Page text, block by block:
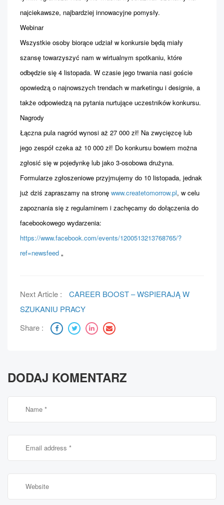
najciekawsze, najbardziej innowacyjne pomysły.
Webinar
Wszystkie osoby biorące udział w konkursie będą miały
szansę towarzyszyć nam w wirtualnym spotkaniu, które
odbędzie się 4 listopada. W czasie jego trwania nasi goście
opowiedzą o najnowszych trendach w marketingu i designie, a
także odpowiedzą na pytania nurtujące uczestników konkursu.
Nagrody
Łączna pula nagród wynosi aż 27 000 zł! Na zwycięzcę lub
jego zespół czeka aż 10 000 zł! Do konkursu bowiem można
zgłosić się w pojedynkę lub jako 3-osobowa drużyna.
Formularze zgłoszeniowe przyjmujemy do 10 listopada, jednak
już dziś zapraszamy na stronę www.createtomorrow.pl, w celu
zapoznania się z regulaminem i zachęcamy do dołączenia do
facebookowego wydarzenia:
https://www.facebook.com/events/1200513213768765/?
ref=newsfeed „
Next Article :
CAREER BOOST – WSPIERAJĄ W
SZUKANIU PRACY
Share :
DODAJ KOMENTARZ